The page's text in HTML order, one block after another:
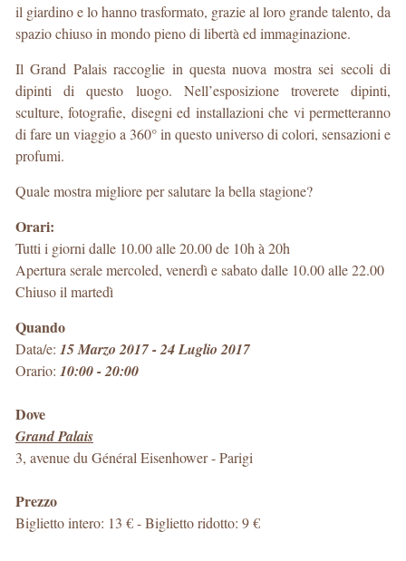
il giardino e lo hanno trasformato, grazie al loro grande talento, da
spazio chiuso in mondo pieno di libertà ed immaginazione.
Il Grand Palais raccoglie in questa nuova mostra sei secoli di
dipinti di questo luogo. Nell’esposizione troverete dipinti,
sculture, fotografie, disegni ed installazioni che vi permetteranno
di fare un viaggio a 360° in questo universo di colori, sensazioni e
profumi.
Quale mostra migliore per salutare la bella stagione?
Orari:
Tutti i giorni dalle 10.00 alle 20.00 de 10h à 20h
Apertura serale mercoled, venerdì e sabato dalle 10.00 alle 22.00
Chiuso il martedì
Quando
Data/e: 15 Marzo 2017 - 24 Luglio 2017
Orario: 10:00 - 20:00
Dove
Grand Palais
3, avenue du Général Eisenhower-Parigi
Prezzo
Biglietto intero: 13 € - Biglietto ridotto: 9 €